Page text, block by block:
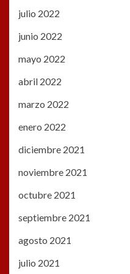
julio 2022
junio 2022
mayo 2022
abril 2022
marzo 2022
enero 2022
diciembre 2021
noviembre 2021
octubre 2021
septiembre 2021
agosto 2021
julio 2021